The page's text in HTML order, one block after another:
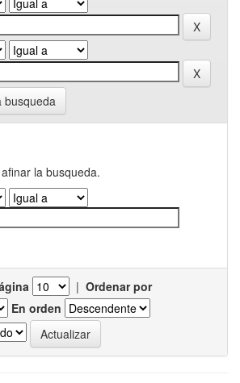
busqueda
la busqueda.
| Ordenar por
En orden